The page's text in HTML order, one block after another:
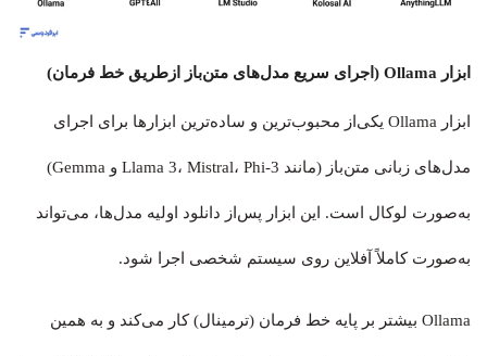
ابزار Ollama (اجرای سریع مدل‌های متن‌باز ازطریق خط فرمان)
ابزار Ollama یکی‌از محبوب‌ترین و ساده‌ترین ابزارها برای اجرای
مدل‌های زبانی متن‌باز (مانند Llama 3، Mistral، Phi-3 و Gemma)
به‌صورت لوکال است. این ابزار پس‌از دانلود اولیه مدل‌ها، می‌تواند
به‌صورت کاملاً آفلاین روی سیستم شخصی اجرا شود.
Ollama بیشتر بر پایه خط فرمان (ترمینال) کار می‌کند و به همین